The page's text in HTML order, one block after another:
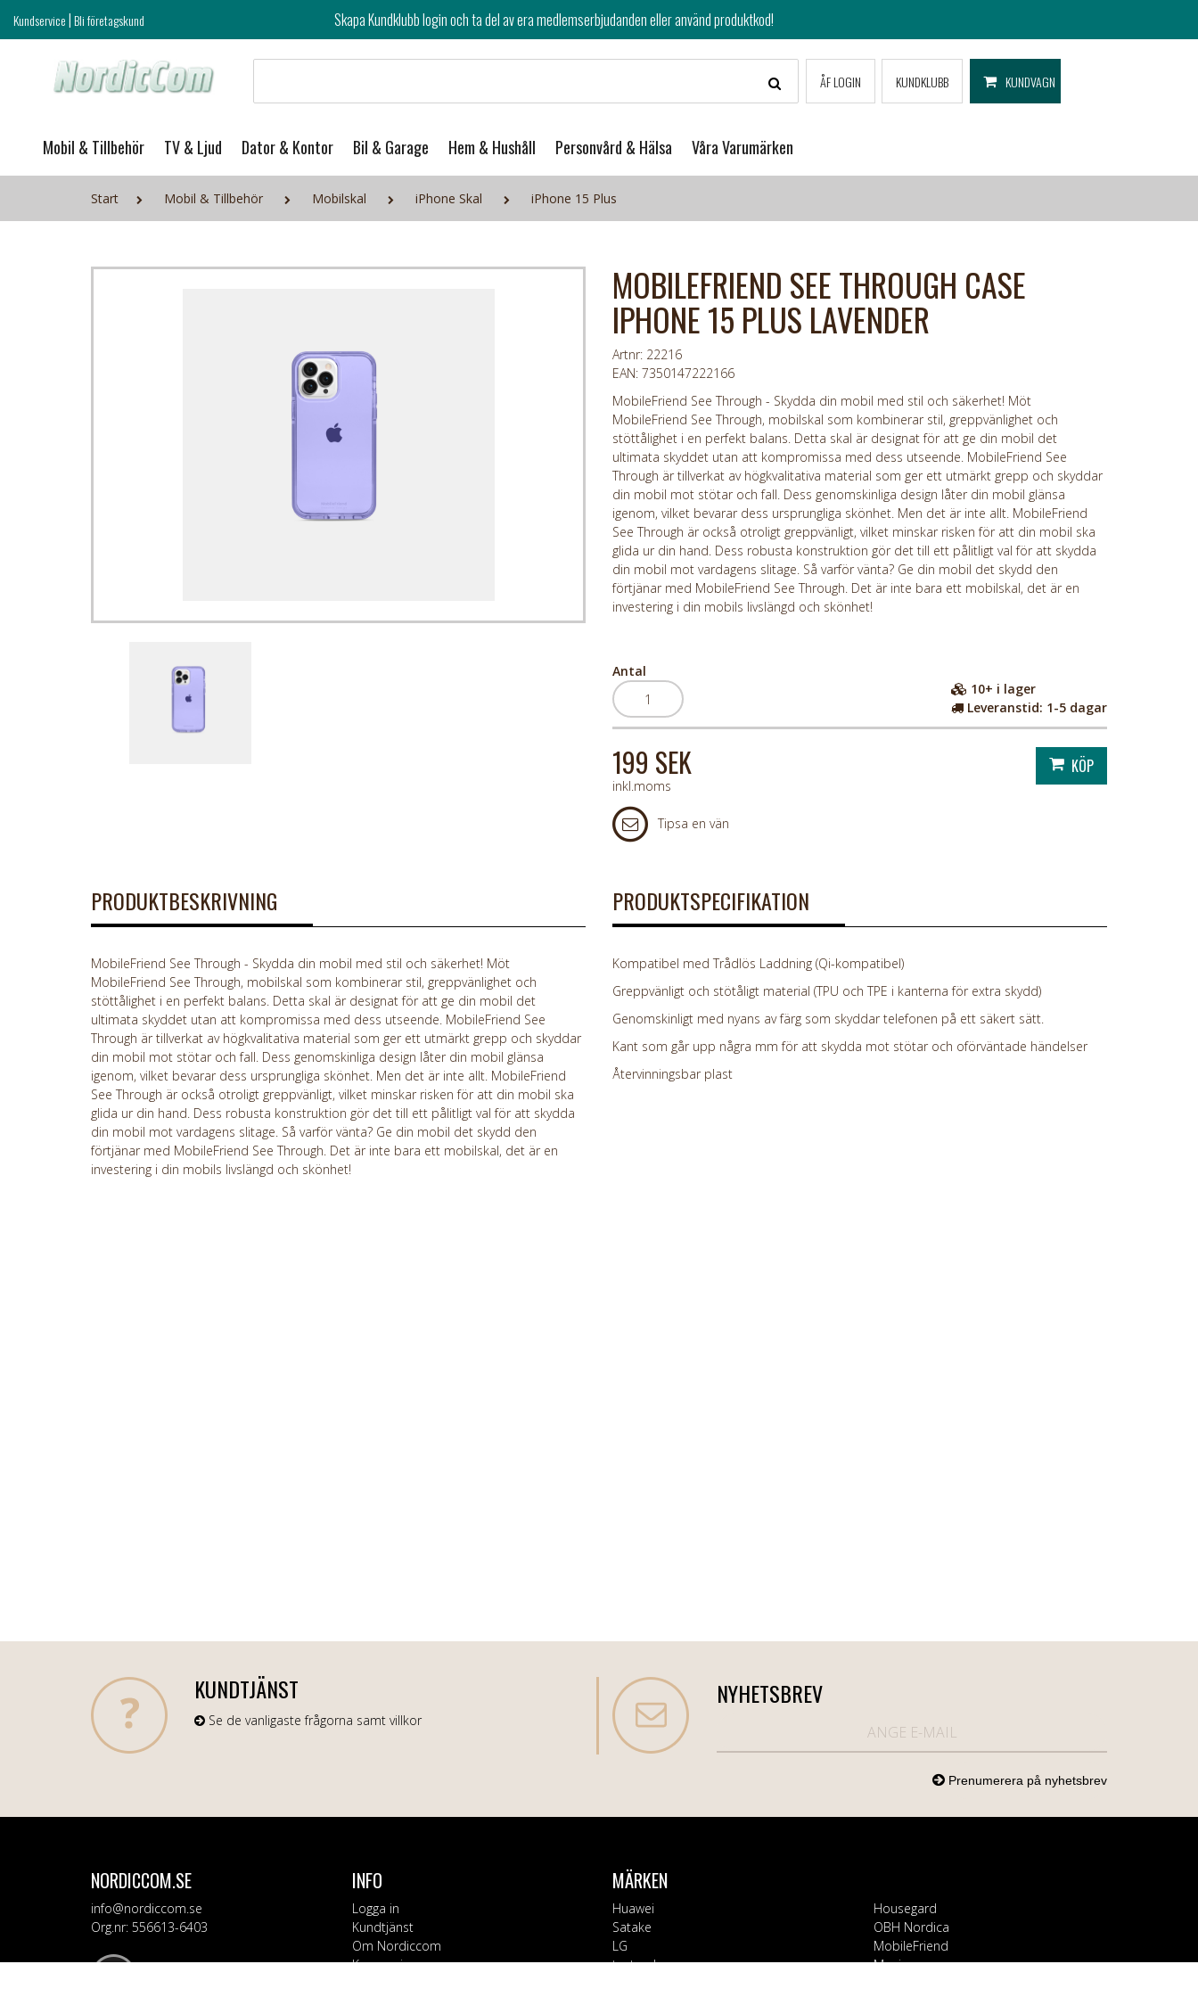
Kundservice|Bli företagskund Skapa Kundklubb login och ta del av era medlemserbjudanden eller använd produktkod!
ÅF LOGIN KUNDKLUBB KUNDVAGN
Mobil & Tillbehör TV & Ljud Dator & Kontor Bil & Garage Hem & Hushåll Personvård & Hälsa Våra Varumärken
Start Mobil & Tillbehör Mobilskal iPhone Skal iPhone 15 Plus
MOBILEFRIEND SEE THROUGH CASE
IPHONE 15 PLUS LAVENDER
Artnr: 22216
EAN: 7350147222166
MobileFriend See Through - Skydda din mobil med stil och säkerhet! Möt
MobileFriend See Through, mobilskal som kombinerar stil, greppvänlighet och
stöttålighet i en perfekt balans. Detta skal är designat för att ge din mobil det
ultimata skyddet utan att kompromissa med dess utseende. MobileFriend See
Through är tillverkat av högkvalitativa material som ger ett utmärkt grepp och skyddar
din mobil mot stötar och fall. Dess genomskinliga design låter din mobil glänsa
igenom, vilket bevarar dess ursprungliga skönhet. Men det är inte allt. MobileFriend
See Through är också otroligt greppvänligt, vilket minskar risken för att din mobil ska
glida ur din hand. Dess robusta konstruktion gör det till ett pålitligt val för att skydda
din mobil mot vardagens slitage. Så varför vänta? Ge din mobil det skydd den
förtjänar med MobileFriend See Through. Det är inte bara ett mobilskal, det är en
investering i din mobils livslängd och skönhet!
Antal
10+ i lager
Leveranstid: 1-5 dagar
199 SEK
inkl.moms
Tipsa en vän
PRODUKTBESKRIVNING
MobileFriend See Through - Skydda din mobil med stil och säkerhet! Möt
MobileFriend See Through, mobilskal som kombinerar stil, greppvänlighet och
stöttålighet i en perfekt balans. Detta skal är designat för att ge din mobil det
ultimata skyddet utan att kompromissa med dess utseende. MobileFriend See
Through är tillverkat av högkvalitativa material som ger ett utmärkt grepp och skyddar
din mobil mot stötar och fall. Dess genomskinliga design låter din mobil glänsa
igenom, vilket bevarar dess ursprungliga skönhet. Men det är inte allt. MobileFriend
See Through är också otroligt greppvänligt, vilket minskar risken för att din mobil ska
glida ur din hand. Dess robusta konstruktion gör det till ett pålitligt val för att skydda
din mobil mot vardagens slitage. Så varför vänta? Ge din mobil det skydd den
förtjänar med MobileFriend See Through. Det är inte bara ett mobilskal, det är en
investering i din mobils livslängd och skönhet!
PRODUKTSPECIFIKATION
Kompatibel med Trådlös Laddning (Qi-kompatibel)
Greppvänligt och stötåligt material (TPU och TPE i kanterna för extra skydd)
Genomskinligt med nyans av färg som skyddar telefonen på ett säkert sätt.
Kant som går upp några mm för att skydda mot stötar och oförväntade händelser
Återvinningsbar plast
KUNDTJÄNST
Se de vanligaste frågorna samt villkor
NYHETSBREV
NORDICCOM.SE
info@nordiccom.se
Org.nr: 556613-6403
INFO
Logga in
Kundtjänst
Om Nordiccom
Kampanjvaror
MÄRKEN
Huawei
Satake
LG
testsynk
Housegard
OBH Nordica
MobileFriend
Mozi